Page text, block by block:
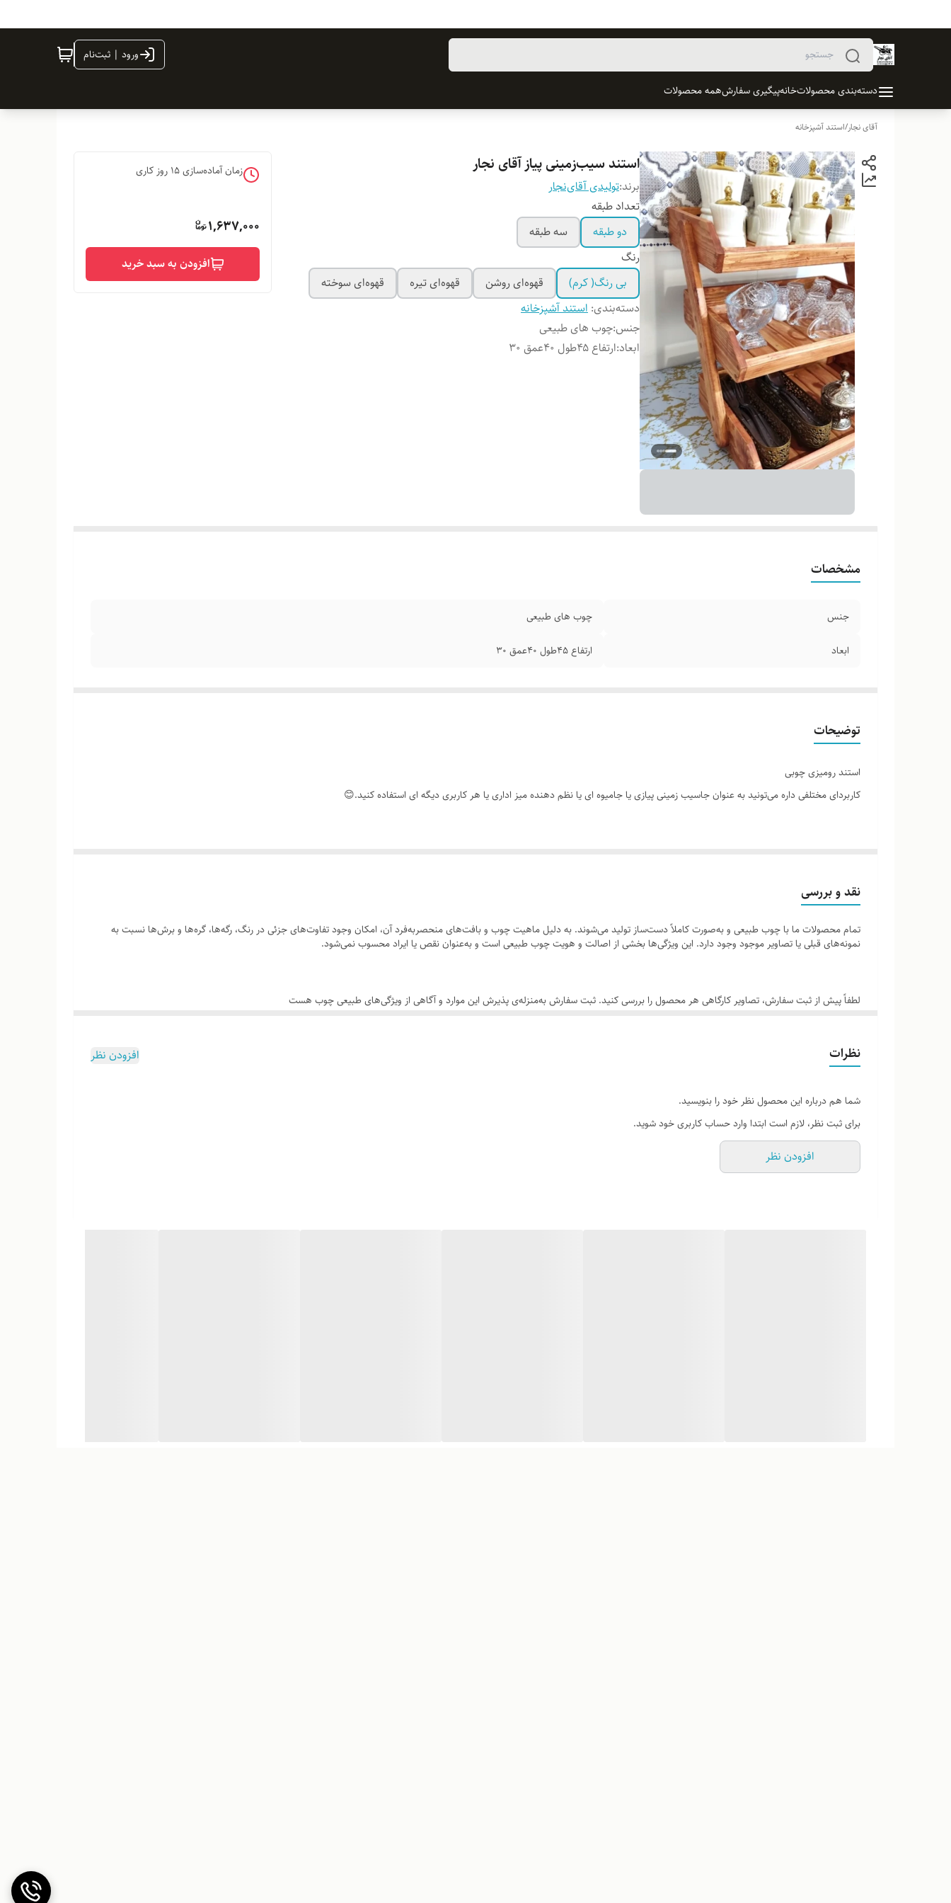
ورود | ثبت‌نام
دسته‌بندی محصولاتخانهپیگیری سفارشهمه محصولات
آقای نجار/استند آشپزخانه
استند سیب‌زمینی پیاز آقای نجار
برند:تولیدی آقای‌نجار
تعداد طبقه
دو طبقه
سه طبقه
رنگ
بی رنگ( کرم)
قهوه‌ای روشن قهوه‌ای تیره
قهوه‌ای سوخته
دسته‌بندی: استند آشپزخانه
جنس:چوب های طبیعی
ابعاد:ارتفاع ۴۵طول ۴۰عمق ۳۰
زمان آماده‌سازی15 روز کاری
1,637,000
افزودن به سبد خرید
مشخصات
جنس چوب های طبیعی
ابعاد ارتفاع ۴۵طول ۴۰عمق ۳۰
توضیحات
استند رومیزی چوبی
کاربردای مختلفی داره می‌تونید به عنوان جاسیب زمینی پیازی یا جامیوه ای یا نظم دهنده میز اداری یا هر کاربری دیگه ای استفاده کنید.😊
نقد و بررسی
تمام محصولات ما با چوب طبیعی و به‌صورت کاملاً دست‌ساز تولید می‌شوند. به دلیل ماهیت چوب و بافت‌های منحصر‌به‌فرد آن، امکان وجود تفاوت‌های جزئی در رنگ، رگه‌ها، گره‌ها و برش‌ها نسبت به
نمونه‌های قبلی یا تصاویر موجود وجود دارد. این ویژگی‌ها بخشی از اصالت و هویت چوب طبیعی است و به‌عنوان نقص یا ایراد محسوب نمی‌شود.
لطفاً پیش از ثبت سفارش، تصاویر کارگاهی هر محصول را بررسی کنید. ثبت سفارش به‌منزله‌ی پذیرش این موارد و آگاهی از ویژگی‌های طبیعی چوب هست
نظرات افزودن نظر
شما هم درباره این محصول نظر خود را بنویسید.
برای ثبت نظر، لازم است ابتدا وارد حساب کاربری خود شوید.
افزودن نظر